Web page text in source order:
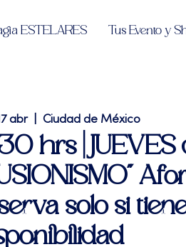
ESTELARES Tus Evento y
abr
  |
Ciudad de México
hrs | JUEVES
solo si